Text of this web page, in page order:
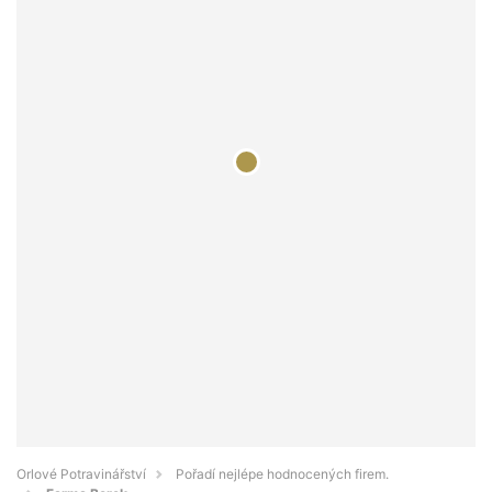
Orlové Potravinářství
Pořadí nejlépe hodnocených firem.